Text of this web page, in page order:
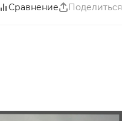
Сравнение Поделиться